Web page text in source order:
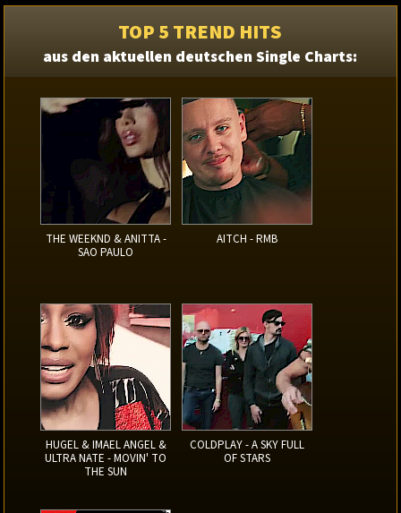
TOP 5 TREND HITS
aus den aktuellen deutschen Single Charts:
THE WEEKND & ANITTA -
SAO PAULO
AITCH - RMB
HUGEL & IMAEL ANGEL &
ULTRA NATE - MOVIN' TO
THE SUN
COLDPLAY - A SKY FULL
OF STARS